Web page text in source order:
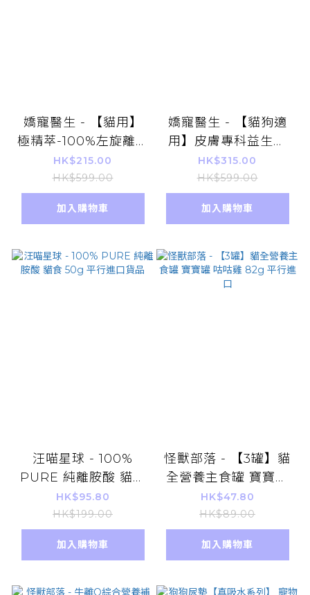
嬌寵醫生 - 【貓用】
極精萃-100%左旋離胺
酸 60顆/盒 (黑酵母升
級版)[1702](平行進口)
寵物保健品 毛孩營養
健康補充
HK$215.00
HK$599.00
加入購物車
嬌寵醫生 - 【貓狗適
用】皮膚專科益生菌
30顆/盒 (新舊包裝隨
機)(平行進口)
HK$315.00
HK$599.00
加入購物車
汪喵星球 - 100%
PURE 純離胺酸 貓食
50g 平行進口貨品
HK$95.80
HK$199.00
加入購物車
怪獸部落 - 【3罐】貓
全營養主食罐 寶寶罐
咕咕雞 82g 平行進口
HK$47.80
HK$89.00
加入購物車